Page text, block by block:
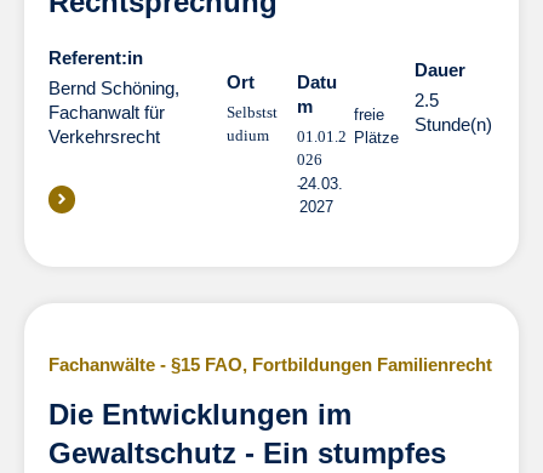
Referent:in
Bernd Schöning,
Fachanwalt für
Verkehrsrecht
Ort
Selbstst
udium
Datu
m
01.01.2
026
24.03.
2027
freie
Plätze
Dauer
2.5
Stunde(n)
Fachanwälte - §15 FAO, Fortbildungen Familienrecht
Die Entwicklungen im
Gewaltschutz - Ein stumpfes